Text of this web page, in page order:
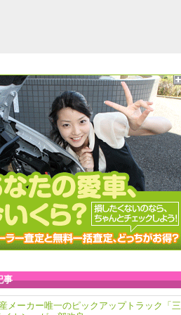
事
メーカー唯一のピックアップトラック「三